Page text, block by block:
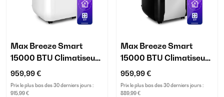
Max Breeze Smart
15000 BTU Climatiseur
mobile Blanc
959,99 €
Prix le plus bas des 30 derniers jours :
915,99 €
Max Breeze Smart
15000 BTU Climatiseur
mobile Noir
959,99 €
Prix le plus bas des 30 derniers jours :
889,99 €